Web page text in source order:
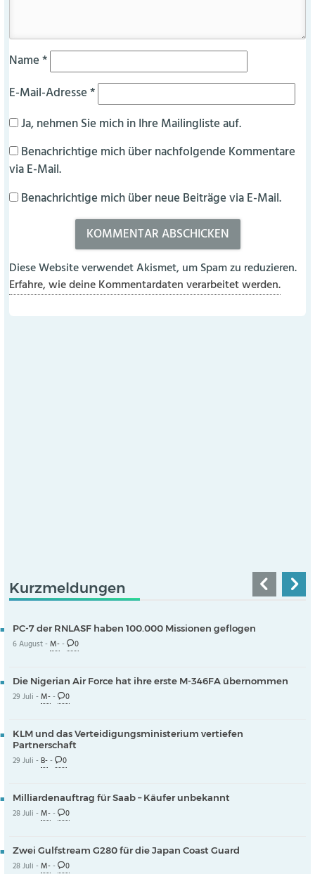
Name*
E-Mail-Adresse*
Ja, nehmen Sie mich in Ihre Mailingliste auf.
Benachrichtige mich über nachfolgende Kommentare
via E-Mail.
Benachrichtige mich über neue Beiträge via E-Mail.
Diese Website verwendet Akismet, um Spam zu reduzieren.
Erfahre, wie deine Kommentardaten verarbeitet werden.
Kurzmeldungen
PC-7 der RNLASF haben 100.000 Missionen geflogen
6 August -M-- 0
Die Nigerian Air Force hat ihre erste M-346FA übernommen
29 Juli -M-- 0
KLM und das Verteidigungsministerium vertiefen
Partnerschaft
29 Juli -B-- 0
Milliardenauftrag für Saab – Käufer unbekannt
28 Juli -M-- 0
Zwei Gulfstream G280 für die Japan Coast Guard
28 Juli -M-- 0